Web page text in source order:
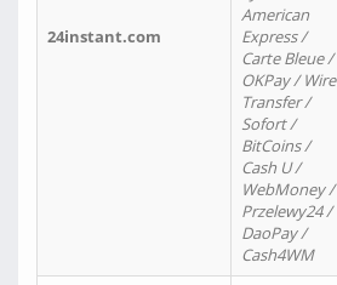
24instant.com
American
Express /
Carte Bleue /
OKPay / Wire
Transfer /
Sofort /
BitCoins /
Cash U /
WebMoney /
Przelewy24 /
DaoPay /
Cash4WM